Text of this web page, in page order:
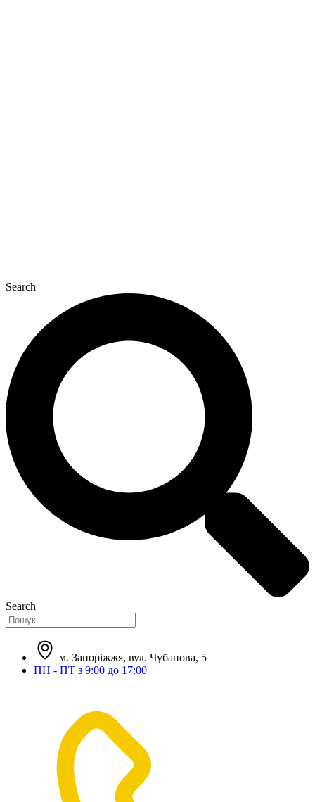
Search
Search
м. Запоріжжя, вул. Чубанова, 5
ПН - ПТ з 9:00 до 17:00